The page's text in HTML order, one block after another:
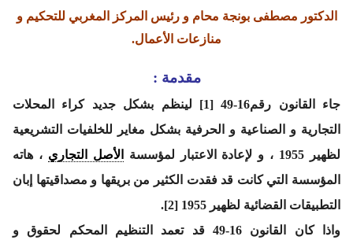
الدكتور مصطفى بونجة محام و رئيس المركز المغربي للتحكيم و
منازعات الأعمال.
مقدمة :
جاء القانون رقم16-49 [1] لينظم بشكل جديد كراء المحلات
التجارية و الصناعية و الحرفية بشكل مغاير للخلفيات التشريعية
لظهير 1955 ، و لإعادة الاعتبار لمؤسسة
الأصل التجاري ، هاته
المؤسسة التي كانت قد فقدت الكثير من بريقها و مصداقيتها إبان
التطبيقات القضائية لظهير 1955 [2].
واذا كان القانون 16-49 قد تعمد التنظيم المحكم لحقوق و